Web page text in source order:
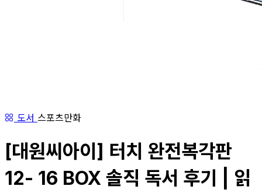
도서 스포츠만화
[대원씨아이] 터치 완전복각판
12- 16 BOX 솔직 독서 후기 | 읽